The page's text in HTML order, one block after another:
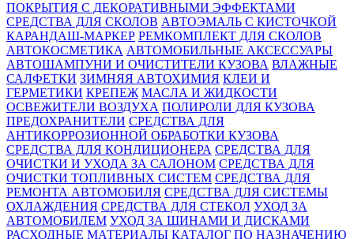
ПОКРЫТИЯ С ДЕКОРАТИВНЫМИ ЭФФЕКТАМИ
СРЕДСТВА ДЛЯ СКОЛОВ АВТОЭМАЛЬ С КИСТОЧКОЙ
КАРАНДАШ-МАРКЕР РЕМКОМПЛЕКТ ДЛЯ СКОЛОВ
АВТОКОСМЕТИКА АВТОМОБИЛЬНЫЕ АКСЕССУАРЫ
АВТОШАМПУНИ И ОЧИСТИТЕЛИ КУЗОВА ВЛАЖНЫЕ
САЛФЕТКИ ЗИМНЯЯ АВТОХИМИЯ КЛЕИ И
ГЕРМЕТИКИ КРЕПЕЖ МАСЛА И ЖИДКОСТИ
ОСВЕЖИТЕЛИ ВОЗДУХА ПОЛИРОЛИ ДЛЯ КУЗОВА
ПРЕДОХРАНИТЕЛИ СРЕДСТВА ДЛЯ
АНТИКОРРОЗИОННОЙ ОБРАБОТКИ КУЗОВА
СРЕДСТВА ДЛЯ КОНДИЦИОНЕРА СРЕДСТВА ДЛЯ
ОЧИСТКИ И УХОДА ЗА САЛОНОМ СРЕДСТВА ДЛЯ
ОЧИСТКИ ТОПЛИВНЫХ СИСТЕМ СРЕДСТВА ДЛЯ
РЕМОНТА АВТОМОБИЛЯ СРЕДСТВА ДЛЯ СИСТЕМЫ
ОХЛАЖДЕНИЯ СРЕДСТВА ДЛЯ СТЕКОЛ УХОД ЗА
АВТОМОБИЛЕМ УХОД ЗА ШИНАМИ И ДИСКАМИ
РАСХОДНЫЕ МАТЕРИАЛЫ КАТАЛОГ ПО НАЗНАЧЕНИЮ